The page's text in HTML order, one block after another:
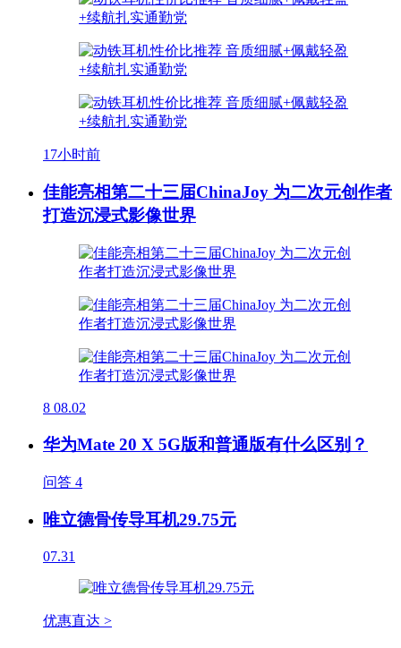
17小时前
佳能亮相第二十三届ChinaJoy 为二次元创作者
打造沉浸式影像世界
8 08.02
华为Mate 20 X 5G版和普通版有什么区别？
问答 4
唯立德骨传导耳机29.75元
07.31
优惠直达 >